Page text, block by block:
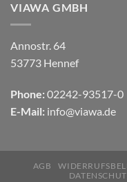
VIAWA GMBH
Annostr. 64
53773 Hennef
Phone: 02242-93517-
E-Mail: info@viawa.de
AGB